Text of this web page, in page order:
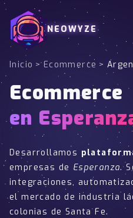
NEOWYZE
Inicio > Ecommerce >
Ecommerce
en
Desarrollamos
empresas de Esperanza.
integraciones,
el mercado de industria
colonias de Santa Fe.